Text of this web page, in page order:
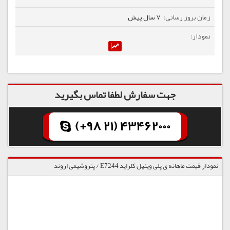
7 سال پیش
جهت سفارش لطفا تماس بگیرید
(+98 21) 43462000
نمودار قیمت ماهانه ی پلی وینیل کلراید E7244 / پتروشیمی اروند